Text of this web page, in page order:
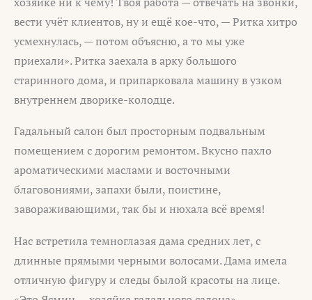
вести учёт клиентов, ну и ещё кое-что, — Ритка хитро
усмехнулась, — потом объясню, а то мы уже
приехали». Ритка заехала в арку большого
старинного дома, и припарковала машину в узком
внутреннем дворике-колодце.
Гадальный салон был просторным подвальным
помещением с дорогим ремонтом. Вкусно пахло
ароматическими маслами и восточными
благовониями, запахи были, поистине,
завораживающими, так бы и нюхала всё время!
Нас встретила темноглазая дама средних лет, с
длинные прямыми черными волосами. Дама имела
отличную фигуру и следы былой красоты на лице.